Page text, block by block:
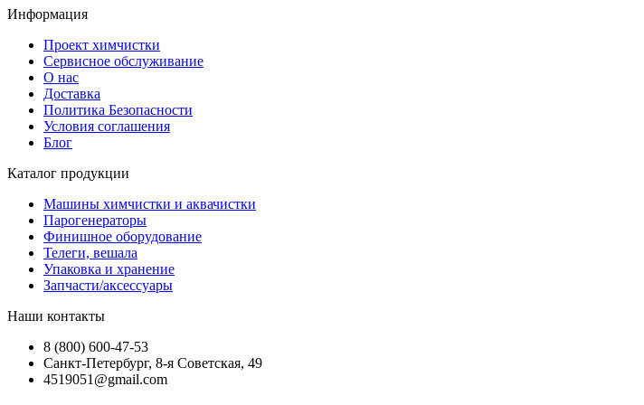
Информация
Проект химчистки
Сервисное обслуживание
О нас
Доставка
Политика Безопасности
Условия соглашения
Блог
Каталог продукции
Машины химчистки и аквачистки
Парогенераторы
Финишное оборудование
Телеги, вешала
Упаковка и хранение
Запчасти/аксессуары
Наши контакты
8 (800) 600-47-53
Санкт-Петербург, 8-я Советская, 49
4519051@gmail.com